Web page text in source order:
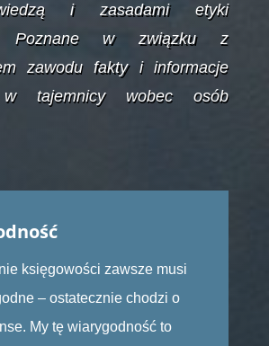
i zasadami etyki
Poznane w związku z
zawodu fakty i informacje
w tajemnicy wobec osób
księgowości zawsze musi
– ostatecznie chodzi o
My tę wiarygodność to